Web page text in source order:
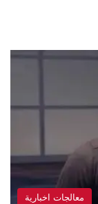
معالجات اخبارية